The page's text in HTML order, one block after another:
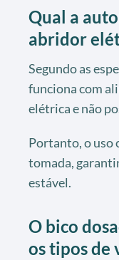
Qual a
abridor
Segundo as
funciona com
elétrica e não
Portanto, o uso
tomada,
estável.
O bico
os tipos de